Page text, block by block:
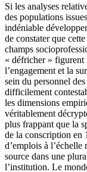
Si les analyses
des populations
indéniable
de constater que
champs
« défricher » figurent
l’engagement et la
sein du personnel
difficilement
les dimensions
véritablement
plus frappant que la
de la conscription en
d’emplois à l’échelle
source dans une
l’institution. Le